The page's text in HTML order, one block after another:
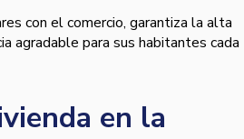
con el comercio, garantiza la alta
agradable para sus habitantes cada
en la